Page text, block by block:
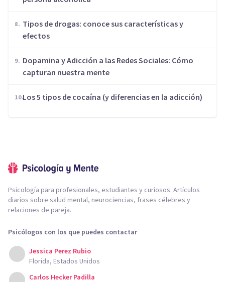
Tipos de drogas: conoce sus características y
efectos
Dopamina y Adicción a las Redes Sociales: Cómo
capturan nuestra mente
Los 5 tipos de cocaína (y diferencias en la adicción)
Psicología para profesionales, estudiantes y curiosos. Artículos
diarios sobre salud mental, neurociencias, frases célebres y
relaciones de pareja.
Psicólogos con los que puedes contactar
Jessica Perez Rubio
Florida, Estados Unidos
Carlos Hecker Padilla